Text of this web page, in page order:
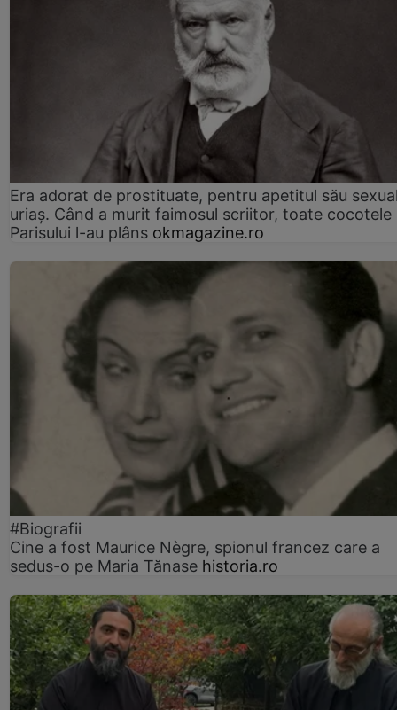
Era adorat de prostituate, pentru apetitul său
uriaș. Când a murit faimosul scriitor, toate cocotele
Parisului l-au plâns okmagazine.ro
#Biografii
Cine a fost Maurice Nègre, spionul francez care a
sedus-o pe Maria Tănase historia.ro